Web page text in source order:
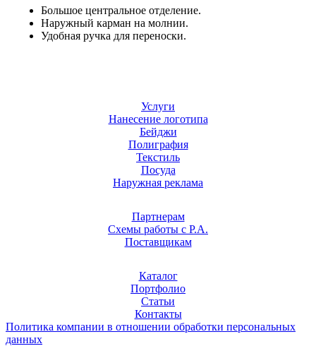
Большое центральное отделение.
Наружный карман на молнии.
Удобная ручка для переноски.
Услуги
Нанесение логотипа
Бейджи
Полиграфия
Текстиль
Посуда
Наружная реклама
Партнерам
Схемы работы с Р.А.
Поставщикам
Каталог
Портфолио
Статьи
Контакты
Политика компании в отношении обработки персональных
данных